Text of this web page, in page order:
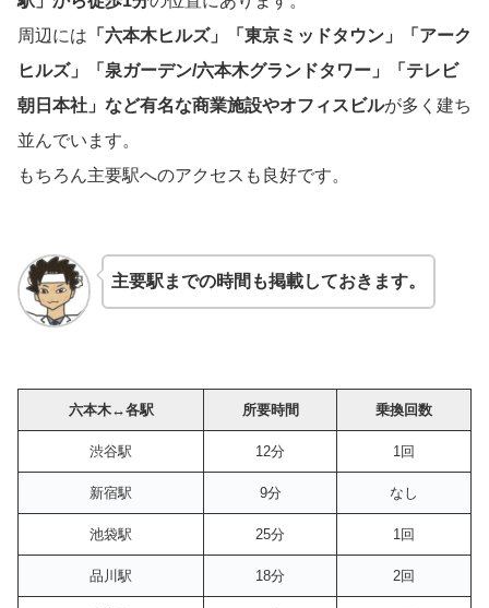
周辺には 「六本木ヒルズ」「東京ミッドタウン」「アーク
ヒルズ」「泉ガーデン/六本木グランドタワー」「テレビ
朝日本社」など有名な商業施設やオフィスビルが多く建ち
並んでいます。
もちろん主要駅へのアクセスも良好です。
主要駅までの時間も掲載しておきます。
六本木↔︎各駅 所要時間 乗換回数
渋谷駅 12分 1回
新宿駅 9分 なし
池袋駅 25分 1回
品川駅 18分 2回